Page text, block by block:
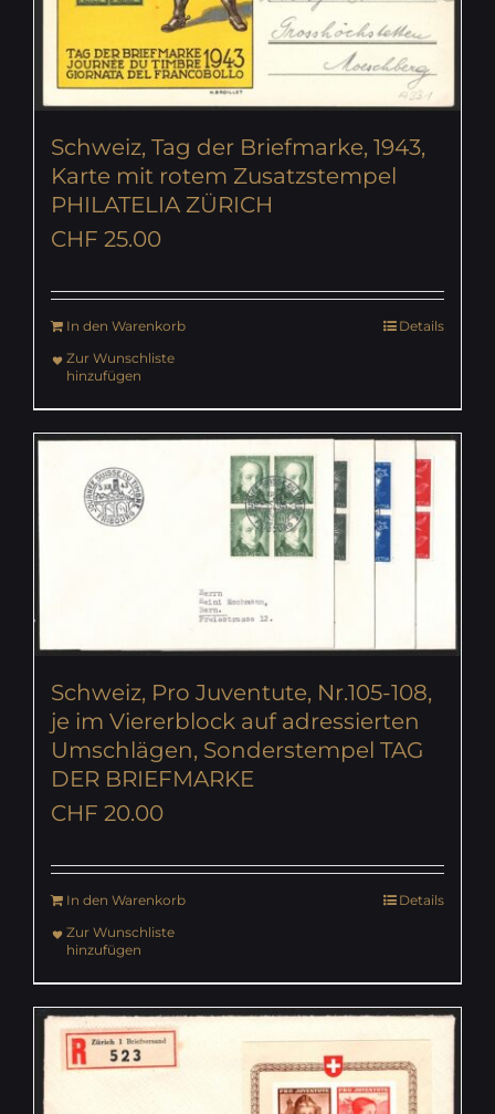
Schweiz, Tag der Briefmarke, 1943,
Karte mit rotem Zusatzstempel
PHILATELIA ZÜRICH
CHF 25.00
In den Warenkorb
Details
Zur Wunschliste
hinzufügen
Schweiz, Pro Juventute, Nr.105-108,
je im Viererblock auf adressierten
Umschlägen, Sonderstempel TAG
DER BRIEFMARKE
CHF 20.00
In den Warenkorb
Details
Zur Wunschliste
hinzufügen